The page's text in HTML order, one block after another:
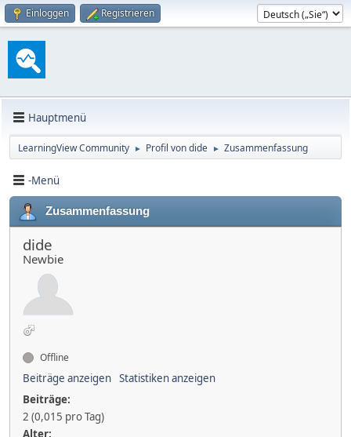
Einloggen Registrieren
Hauptmenü
LearningView Community ► Profil von dide ► Zusammenfassung
-Menü
Zusammenfassung
dide
Newbie
Offline
Beiträge anzeigen Statistiken anzeigen
Beiträge:
2 (0,015 pro Tag)
Alter: